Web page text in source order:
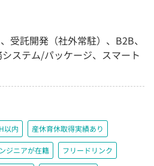
受託開発（社外常駐）、B2B、
ステム/パッケージ、スマート
以内 産休育休取得実績あり
ジニアが在籍 フリードリンク